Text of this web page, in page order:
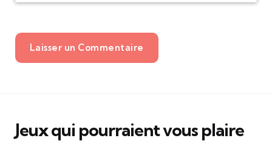
Laisser un Commentaire
Jeux qui pourraient vous plaire